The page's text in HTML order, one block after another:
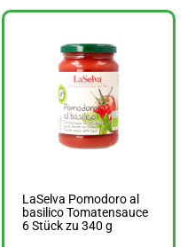
LaSelva Pomodoro al
basilico Tomatensauce
6 Stück zu 340 g